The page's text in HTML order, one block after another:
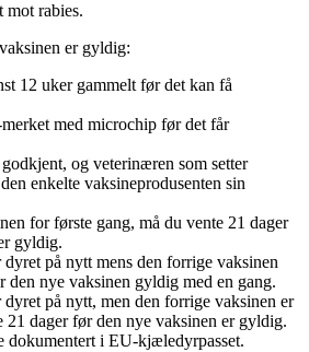
rabies.
er gyldig:
12 uker gammelt før det kan få
med microchip før det får
og veterinæren som setter
enkelte vaksineprodusenten sin
for første gang, må du vente 21 dager
gyldig.
på nytt mens den forrige vaksinen
den nye vaksinen gyldig med en gang.
på nytt, men den forrige vaksinen er
21 dager før den nye vaksinen er gyldig.
dokumentert i EU-kjæledyrpasset.